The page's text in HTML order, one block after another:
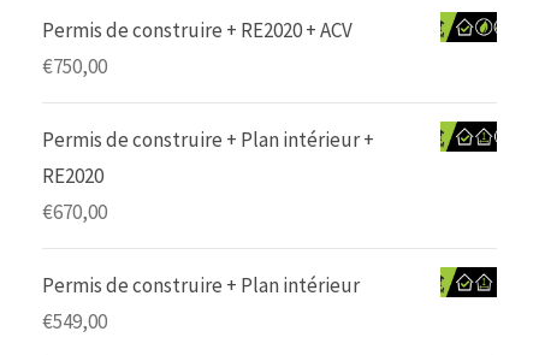
Permis de construire + RE2020 + ACV
€750,00
Permis de construire + Plan intérieur +
RE2020
€670,00
Permis de construire + Plan intérieur
€549,00